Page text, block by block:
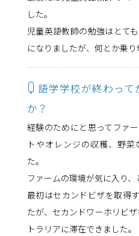
した。
児童英語教師の勉強はとて
になりましたが、何とか乗り
Q 語学学校が終わっ
か？
経験のためにと思ってファ
トやオレンジの収穫、野
た。
ファームの環境が気に入り、
最初はセカンドビザを取得
たが、セカンドワーホリビ
トラリアに滞在できました。